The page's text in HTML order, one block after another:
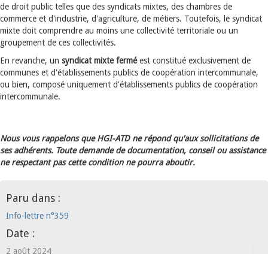
de droit public telles que des syndicats mixtes, des chambres de
commerce et d'industrie, d'agriculture, de métiers. Toutefois, le syndicat
mixte doit comprendre au moins une collectivité territoriale ou un
groupement de ces collectivités.
En revanche, un syndicat mixte ferméest constitué exclusivement de
communes et d'établissements publics de coopération intercommunale,
ou bien, composé uniquement d'établissements publics de coopération
intercommunale.
Nous vous rappelons que HGI-ATD ne répond qu'aux sollicitations de
ses adhérents. Toute demande de documentation, conseil ou assistance
ne respectant pas cette condition ne pourra aboutir.
Paru dans :
Info-lettre n°359
Date :
2 août 2024